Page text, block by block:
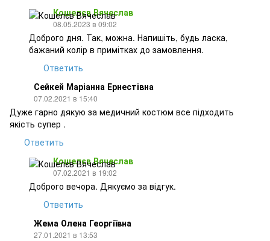
Кошелєв Вячеслав
08.05.2023 в 09:02
Доброго дня. Так, можна. Напишіть, будь ласка,
бажаний колір в примітках до замовлення.
Ответить
Сейкей Маріанна Ернестівна
07.02.2021 в 15:40
Дуже гарно дякую за медичний костюм все підходить
якість супер .
Ответить
Кошелєв Вячеслав
07.02.2021 в 19:02
Доброго вечора. Дякуємо за відгук.
Ответить
Жема Олена Георгіївна
27.01.2021 в 13:53